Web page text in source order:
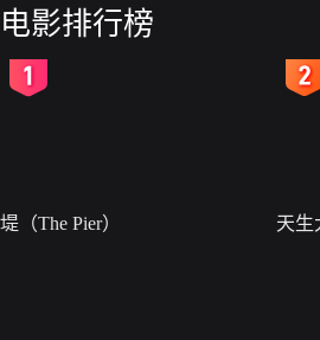
电影排行榜
堤（The Pier） 天生